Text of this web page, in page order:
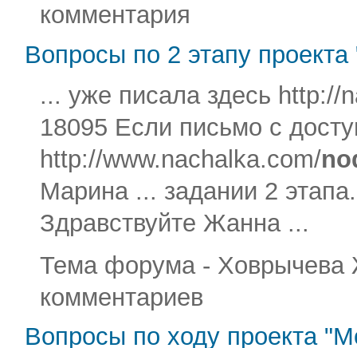
комментария
Вопросы по 2 этапу
... уже писала здесь http://
18095 Если письмо с
http://www.nachalka.com/
Марина ... задании 2
Здравствуйте Жанна ...
Тема форума - Ховрычева
комментариев
Вопросы по ходу проекта